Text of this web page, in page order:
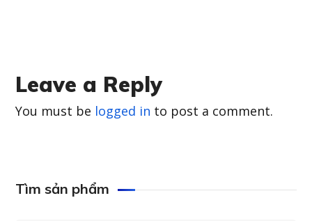
Leave a Reply
You must be logged in to post a comment.
Tìm sản phẩm